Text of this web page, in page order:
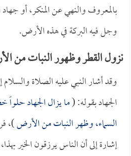
بالمعروف والنهي عن المنكر، أو
وجل فيه البركة في هذه الأرض.
نزول القطر وظهور النبات من
وقد أشار النبي عليه الصلاة والسلام
الجهاد بقوله: (ما يزال الجهاد
السماء، وظهر النبات من الأرض)،
إشارة إلى أن الناس يرزقون الخير